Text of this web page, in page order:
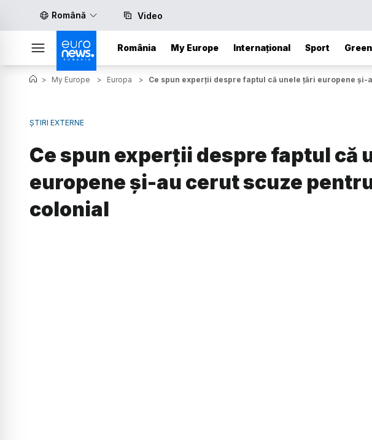
Română Video
România My Europe Internațional Sport Green
> My Europe > Europa > Ce spun experții despre faptul că unele țări europene
ȘTIRI EXTERNE
Ce spun experții despre faptul că
europene și-au cerut scuze
colonial